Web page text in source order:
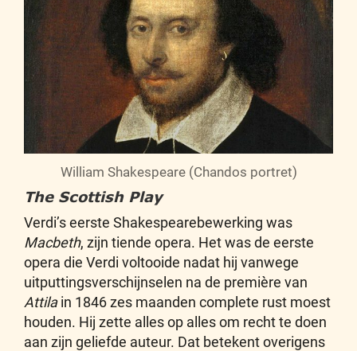
William Shakespeare (Chandos portret)
The Scottish Play
Verdi’s eerste Shakespearebewerking was
Macbeth, zijn tiende opera. Het was de eerste
opera die Verdi voltooide nadat hij vanwege
uitputtingsverschijnselen na de première van
Attilain 1846 zes maanden complete rust moest
houden. Hij zette alles op alles om recht te doen
aan zijn geliefde auteur. Dat betekent overigens